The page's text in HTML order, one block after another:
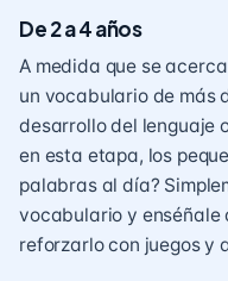
De 2 a 4 años
A medida que se
un vocabulario de más
desarrollo del lenguaje
en esta etapa, los
palabras al día?
vocabulario y enséñale
reforzarlo con juegos y